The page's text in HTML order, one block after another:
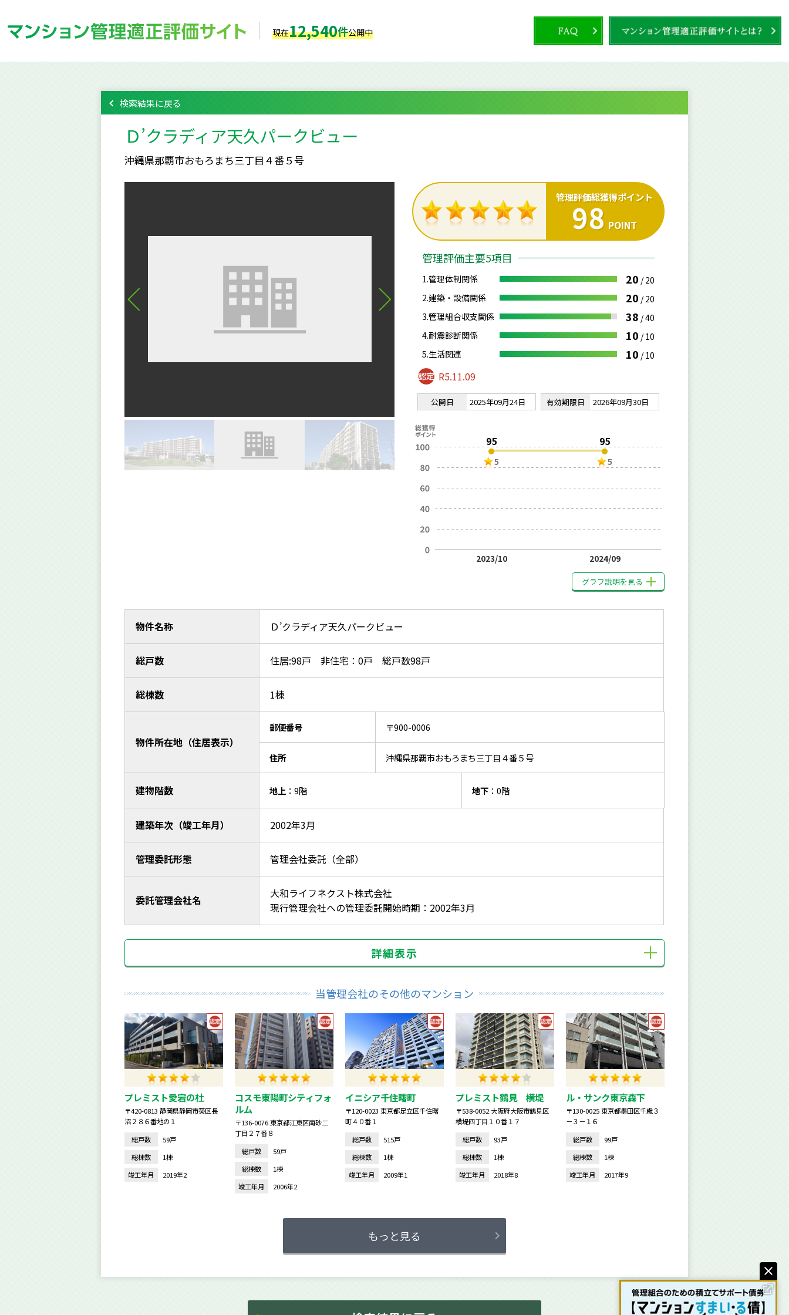
現在12,540件公開中
検索結果に戻る
Ｄ’クラディア天久パークビュー
沖縄県那覇市おもろまち三丁目４番５号
管理評価総獲得ポイント
98 POINT
管理評価主要5項目
1.管理体制関係 20 / 20
2.建築・設備関係
20 / 20
3.管理組合収支関係
38 /40
4.耐震診断関係
10 / 10
5.生活関連
10 / 10
R5.11.09
公開日 2025年09月24日 有効期限日 2026年09月30日
95
5
2023/10
95
5
2024/09
グラフ説明を見る
物件名称 Ｄ’クラディア天久パークビュー
総戸数 住居:98戸 非住宅：0戸 総戸数98戸
総棟数 1棟
物件所在地（住居表示）
郵便番号 〒900-0006
住所 沖縄県那覇市おもろまち三丁目４番５号
建物階数 地上：9階 地下：0階
建築年次（竣工年月） 2002年3月
管理委託形態 管理会社委託（全部）
委託管理会社名
大和ライフネクスト株式会社
現行管理会社への管理委託開始時期：2002年3月
詳細表示
当管理会社のその他のマンション
プレミスト愛宕の杜
〒420-0813 静岡県静岡市葵区長
沼２８６番地の１
総戸数
59戸
総棟数
1棟
竣工年月
2019年2
コスモ東陽町シティフォ
ルム
〒136-0076 東京都江東区南砂二
丁目２７番８
総戸数
59戸
総棟数
1棟
竣工年月
2006年2
イニシア千住曙町
〒120-0023 東京都足立区千住曙
町４０番１
総戸数
515戸
総棟数
1棟
竣工年月
2009年1
プレミスト鶴見 横堤
〒538-0052 大阪府大阪市鶴見区
横堤四丁目１０番１７
総戸数
93戸
総棟数
1棟
竣工年月
2018年8
ル・サンク東京森下
〒130-0025 東京都墨田区千歳３
－３－１６
総戸数
99戸
総棟数
1棟
竣工年月
2017年9
もっと見る